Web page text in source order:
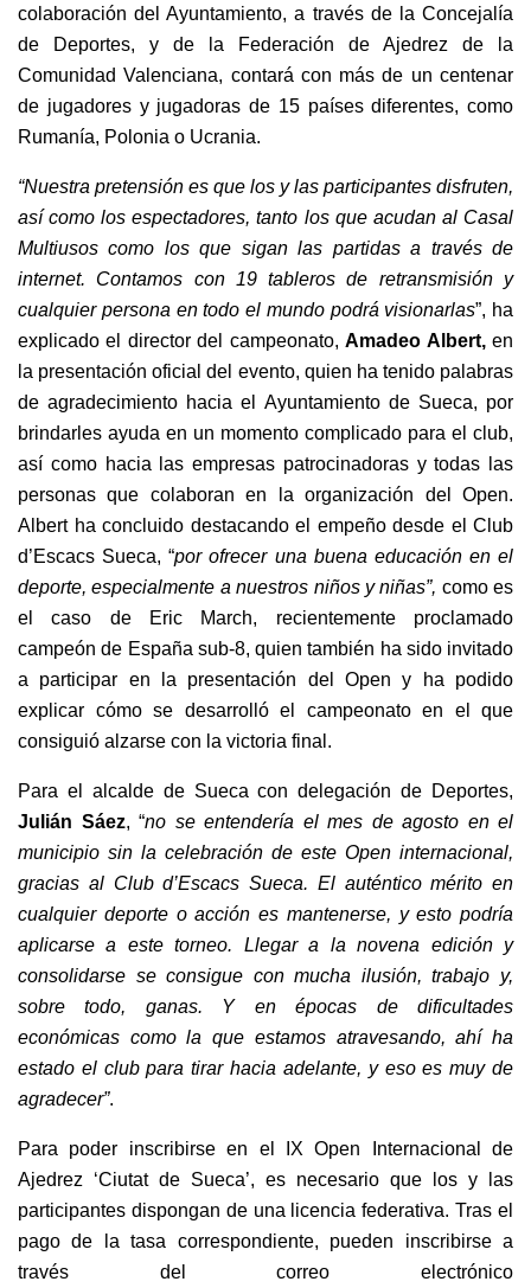
colaboración del Ayuntamiento, a través de la Concejalía
de Deportes, y de la Federación de Ajedrez de la
Comunidad Valenciana, contará con más de un centenar
de jugadores y jugadoras de 15 países diferentes, como
Rumanía, Polonia o Ucrania.
“Nuestra pretensión es que los y las participantes disfruten,
así como los espectadores,tanto los que acudan al Casal
Multiusos como los que sigan las partidas a través de
internet. Contamos con 19 tableros de retransmisión y
cualquier persona en todo el mundo podrá visionarlas”, ha
explicado el director del campeonato,Amadeo Albert,en
la presentación oficial del evento, quien ha tenido palabras
de agradecimiento hacia el Ayuntamiento de Sueca, por
brindarles ayuda en un momento complicado para el club,
así como hacia las empresas patrocinadoras y todas las
personas que colaboran en la organización del Open.
Albert ha concluido destacando el empeño desde el Club
d’Escacs Sueca, “porofrecer una buena educación en el
deporte,especialmente a nuestros niños y niñas”, como es
el caso de Eric March, recientemente proclamado
campeón de España sub-8, quien también ha sido invitado
a participar en la presentación del Open y ha podido
explicar cómo se desarrolló el campeonato en el que
consiguió alzarse con la victoria final.
Para el alcalde de Sueca con delegación de Deportes,
Julián Sáez, “no se entendería el mes de agosto en el
municipio sin la celebración de este Open internacional,
gracias al Club d’Escacs Sueca. El auténtico mérito en
cualquier deporte o acción es mantenerse, y esto podría
aplicarse a este torneo. Llegar a la novena edición y
consolidarse se consigue con mucha ilusión, trabajo y,
sobre todo, ganas. Y en épocas de dificultades
económicas como la que estamos atravesando, ahí ha
estado el club para tirar hacia adelante, y eso es muy de
agradecer”.
Para poder inscribirse en el IX Open Internacional de
Ajedrez ‘Ciutat de Sueca’, es necesario que los y las
participantes dispongan de una licencia federativa. Tras el
pago de la tasa correspondiente, pueden inscribirse a
través del correo electrónico